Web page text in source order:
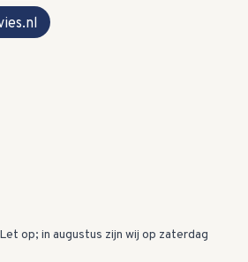
op; in augustus zijn wij op zaterdag